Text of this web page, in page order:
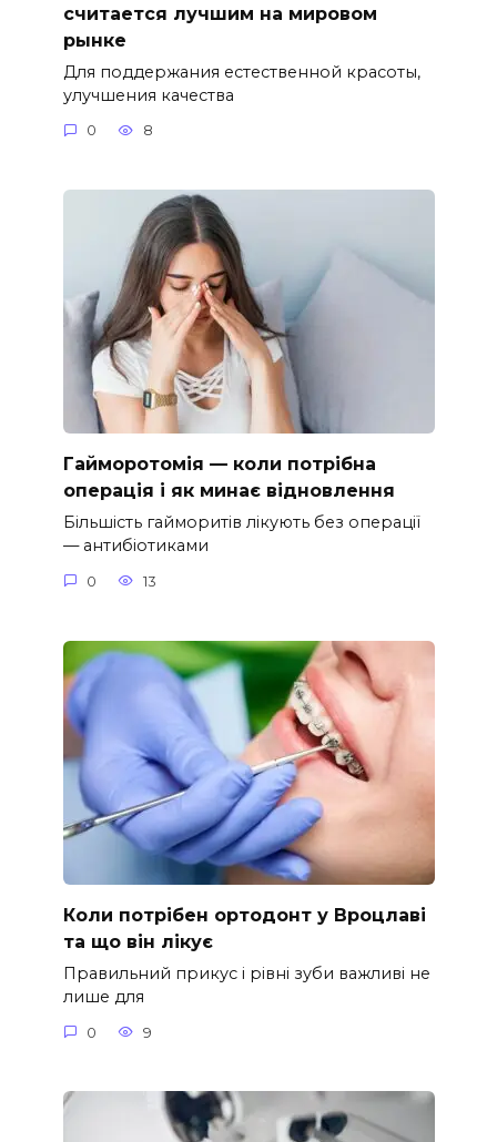
считается лучшим на мировом
рынке
Для поддержания естественной красоты,
улучшения качества
0 8
Гайморотомія — коли потрібна
операція і як минає відновлення
Більшість гайморитів лікують без операції
— антибіотиками
0 13
Коли потрібен ортодонт у Вроцлаві
та що він лікує
Правильний прикус і рівні зуби важливі не
лише для
0 9